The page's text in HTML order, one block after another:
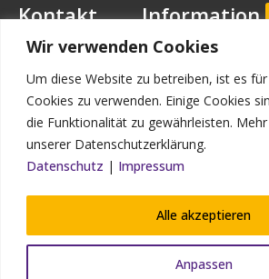
Wir verwenden Cookies
Um diese Website zu betreiben, ist es
Cookies zu verwenden. Einige Cookies
die Funktionalität zu gewährleisten.
unserer Datenschutzerklärung.
Datenschutz | Impressum
Anpassen
Alle akzeptieren
Kontakt
Mansfeld-
Löbbecke-Stiftung
Geschäftsstelle
Mascheroder
Straße 11
Wolfenbüttel
Telefax: (0 53 31)
90 910-93
Information
Downloads
Stellenangebote
Impressum
Datenschutz